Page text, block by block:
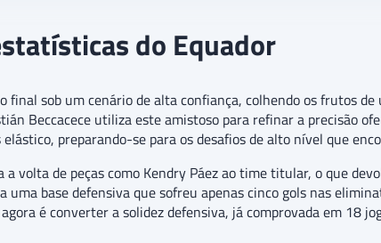
do Equador
final sob um cenário de alta confiança, colhendo os frutos
Beccacece utiliza este amistoso para refinar a precisão
preparando-se para os desafios de alto nível que
volta de peças como Kendry Páez ao time titular, o que
uma base defensiva que sofreu apenas cinco gols nas
é converter a solidez defensiva, já comprovada em 18